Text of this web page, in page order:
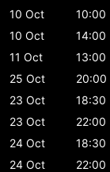
10 Oct
10:00
10 Oct
14:00
11 Oct
13:00
25 Oct
20:00
23 Oct
18:30
23 Oct
22:00
24 Oct
18:30
24 Oct
22:00